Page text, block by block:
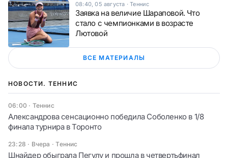
08:40, 05 августа ·Теннис
Заявка на величие Шараповой. Что
стало с чемпионками в возрасте
Лютовой
ВСЕ МАТЕРИАЛЫ
НОВОСТИ. ТЕННИС
06:00 · Теннис
Александрова сенсационно победила Соболенко в 1/8
финала турнира в Торонто
23:28 · Вчера ·Теннис
Шнайдер обыграла Пегулу и прошла в четвертьфинал